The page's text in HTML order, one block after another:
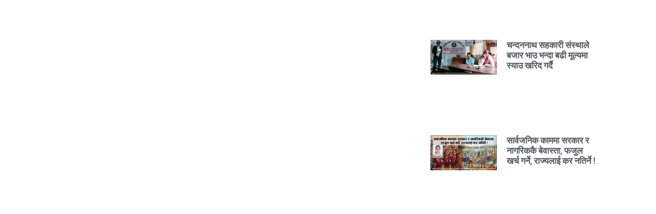
चन्दननाथ सहकारी संस्थाले
बजार भाउ भन्दा बढी मूल्यमा
स्याउ खरिद गर्दै
सार्वजनिक काममा सरकार र
नागरिककै बेवास्ता, फजुल
खर्च गर्ने, राज्यलाई कर नतिर्ने !